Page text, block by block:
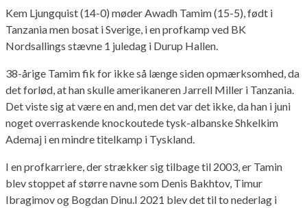
Kem Ljungquist (14-0) møder Awadh Tamim (15-5), født i
Tanzania men bosat i Sverige, i en profkamp ved BK
Nordsallings stævne 1 juledag i Durup Hallen.
38-årige Tamim fik for ikke så længe siden opmærksomhed, da
det forlød, at han skulle amerikaneren Jarrell Miller i Tanzania.
Det viste sig at være en and, men det var det ikke, da han i juni
noget overraskende knockoutede tysk-albanske Shkelkim
Ademaj i en mindre titelkamp i Tyskland.
I en profkarriere, der strækker sig tilbage til 2003, er Tamin
blev stoppet af større navne som Denis Bakhtov, Timur
Ibragimov og Bogdan Dinu.I 2021 blev det til to nederlag i